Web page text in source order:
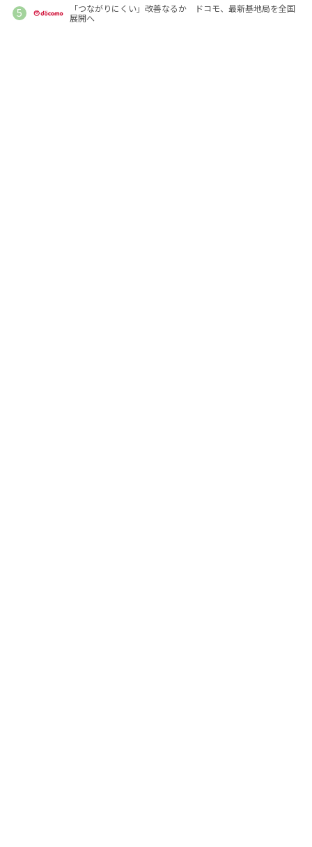
「つながりにくい」改善なるか ドコモ、最新基地局を全国
展開へ